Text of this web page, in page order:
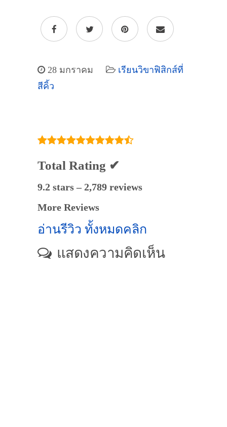
28 มกราคม
เรียนวิขาฟิสิกส์ที่
สีคิ้ว
Total Rating ✔
9.2 stars – 2,789 reviews
More Reviews
อ่านรีวิว ทั้งหมดคลิก
แสดงความคิดเห็น